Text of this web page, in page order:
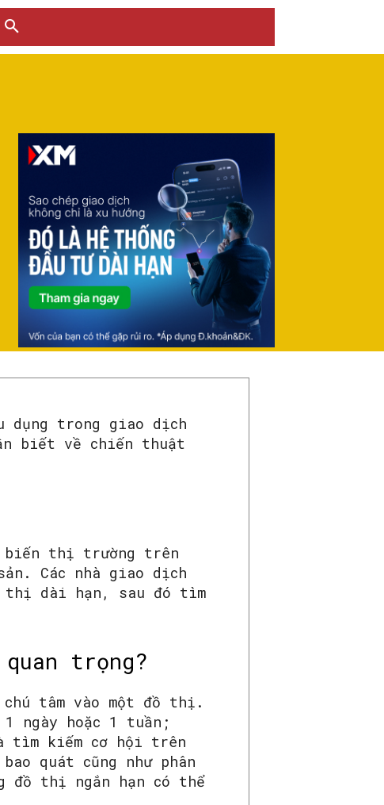
dụng trong giao dịch
biết về chiến thuật
biến thị trường trên
Các nhà giao dịch
thị dài hạn, sau đó tìm
trọng?
tâm vào một đồ thị.
ngày hoặc 1 tuần;
tìm kiếm cơ hội trên
quát cũng như phân
đồ thị ngắn hạn có thể